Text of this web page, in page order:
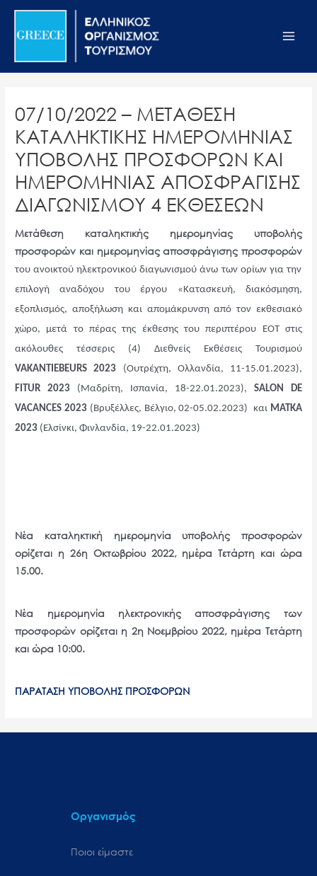
Σημείωση:
ιστότοπος
σύστημα
προσβασιμότητας.
Μετάβαση
περιεχόμενο
07/10/2022 – ΜΕΤΑΘΕΣΗ
ΚΑΤΑΛΗΚΤΙΚΗΣ ΗΜΕΡΟΜΗΝΙΑΣ
ΥΠΟΒΟΛΗΣ ΠΡΟΣΦΟΡΩΝ ΚΑΙ
ΗΜΕΡΟΜΗΝΙΑΣ ΑΠΟΣΦΡΑΓΙΣΗΣ
ΔΙΑΓΩΝΙΣΜΟΥ 4 ΕΚΘΕΣΕΩΝ
Μετάθεση καταληκτικής ημερομηνίας υποβολής
προσφορών και ημερομηνίας αποσφράγισης προσφορών
του ανοικτού ηλεκτρονικού διαγωνισμού άνω των ορίων για την
επιλογή αναδόχου του έργου «Κατασκευή, διακόσμηση,
εξοπλισμός, αποξήλωση και απομάκρυνση από τον εκθεσιακό
χώρο, μετά το πέρας της έκθεσης του περιπτέρου ΕΟΤ στις
ακόλουθες τέσσερις (4) Διεθνείς Εκθέσεις Τουρισμού
VAKANTIEBEURS 2023 (Ουτρέχτη, Ολλανδία, 11-15.01.2023),
FITUR 2023 (Μαδρίτη, Ισπανία, 18-22.01.2023), SALON DE
VACANCES 2023(Βρυξέλλες, Βέλγιο, 02-05.02.2023) και MATKA
2023 (Ελσίνκι, Φινλανδία, 19-22.01.2023)
Νέα καταληκτική ημερομηνία υποβολής προσφορών
ορίζεται η 26η Οκτωβρίου 2022, ημέρα Τετάρτη και ώρα
15.00.
Νέα ημερομηνία ηλεκτρονικής αποσφράγισης των
προσφορών ορίζεται η 2η Νοεμβρίου 2022, ημέρα Τετάρτη
και ώρα 10:00.
ΠΑΡΑΤΑΣΗ ΥΠΟΒΟΛΗΣ ΠΡΟΣΦΟΡΩΝ
Οργανισμός
Ποιοι είμαστε